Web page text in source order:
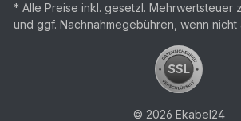
* Alle Preise inkl. gesetzl. Mehrwertsteuer
und ggf. Nachnahmegebühren, wenn
© 2026 Ekabel24